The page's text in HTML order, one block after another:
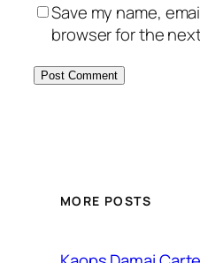
Save my name,
browser for the
MORE POSTS